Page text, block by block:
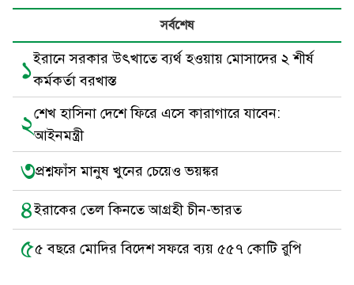
সর্বশেষ
১ইরানে সরকার উৎখাতে ব্যর্থ হওয়ায় মোসাদের ২ শীর্ষ
কর্মকর্তা বরখাস্ত
২শেখ হা‌সিনা দে‌শে ‌ফি‌রে এ‌সে কারাগা‌রে যা‌বেন:
আইনমন্ত্রী
৩প্রশ্নফাঁস মানুষ খুনের চেয়েও ভয়ঙ্কর
৪ইরাকের তেল কিনতে আগ্রহী চীন-ভারত
৫৫ বছরে মোদির বিদেশ সফরে ব্যয় ৫৫৭ কোটি রুপি